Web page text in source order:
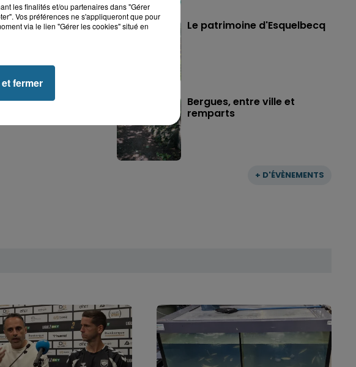
+ D'ÉVÈNEMENTS
Le patrimoine d'Esquelbecq
Bergues, entre ville et
remparts
les finalités et/ou partenaires dans "Gérer
Vos préférences ne s'appliqueront que pour
via le lien "Gérer les cookies" situé en
fermer